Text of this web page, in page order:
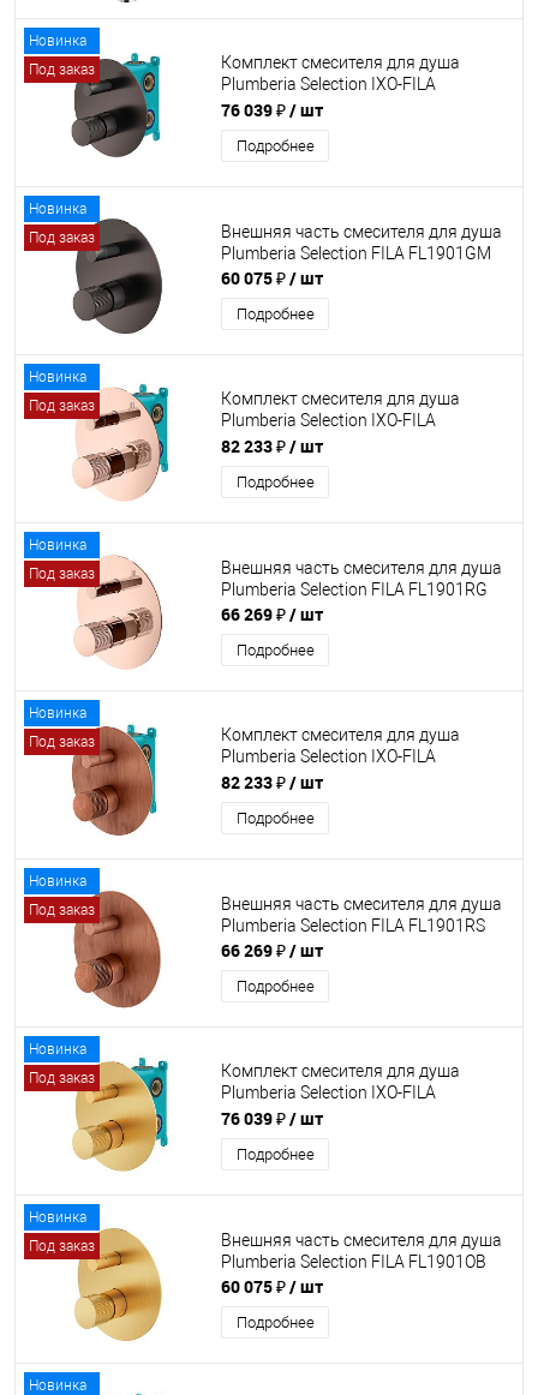
Новинка
Под заказ
Комплект смесителя для душа
Plumberia Selection IXO-FILA
KITFL1901GM
76 039 ₽/ шт
Подробнее
Новинка
Под заказ
Внешняя часть смесителя для душа
Plumberia Selection FILA FL1901GM
60 075 ₽/ шт
Подробнее
Новинка
Под заказ
Комплект смесителя для душа
Plumberia Selection IXO-FILA
KITFL1901RG
82 233 ₽/ шт
Подробнее
Новинка
Под заказ
Внешняя часть смесителя для душа
Plumberia Selection FILA FL1901RG
66 269 ₽/ шт
Подробнее
Новинка
Под заказ
Комплект смесителя для душа
Plumberia Selection IXO-FILA
KITFL1901RS
82 233 ₽/ шт
Подробнее
Новинка
Под заказ
Внешняя часть смесителя для душа
Plumberia Selection FILA FL1901RS
66 269 ₽/ шт
Подробнее
Новинка
Под заказ
Комплект смесителя для душа
Plumberia Selection IXO-FILA
KITFL1901OB
76 039 ₽/ шт
Подробнее
Новинка
Под заказ
Внешняя часть смесителя для душа
Plumberia Selection FILA FL1901OB
60 075 ₽/ шт
Подробнее
Новинка